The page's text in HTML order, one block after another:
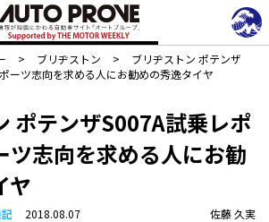
> ブリヂストン >
ブリヂストン ポテンザ
ツ志向を求める人にお勧めの秀逸タイヤ
ポテンザS007A試乗レポ
志向を求める人にお勧
ヤ
2018.08.07 佐藤 久実